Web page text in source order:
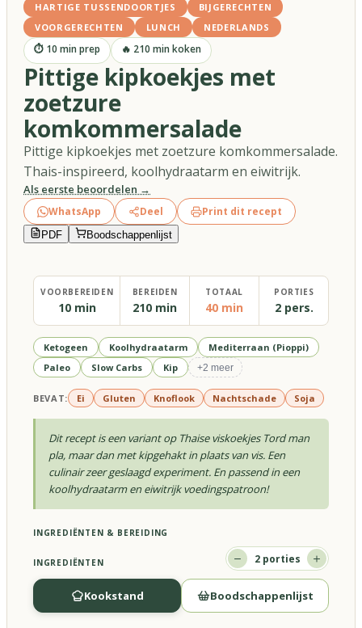
HARTIGE TUSSENDOORTJES
BIJGERECHTEN
VOORGERECHTEN
LUNCH NEDERLANDS
⏱ 10 min prep 🔥 210 min koken
Pittige kipkoekjes met
zoetzure
komkommersalade
Pittige kipkoekjes met zoetzure komkommersalade.
Thais-inspireerd, koolhydraatarm en eiwitrijk.
Als eerste beoordelen →
WhatsApp Deel Print dit recept
PDF Boodschappenlijst
VOORBEREIDEN
10 min
BEREIDEN
210 min
TOTAAL
40 min
PORTIES
2 pers.
Ketogeen Koolhydraatarm
Mediterraan (Pioppi)
Paleo
Slow Carbs Kip +2 meer
BEVAT: Ei Gluten Knoflook Nachtschade Soja
Dit recept is een variant op Thaise viskoekjes Tord man
pla, maar dan met kipgehakt in plaats van vis. Een
culinair zeer geslaagd experiment. En passend in een
koolhydraatarm en eiwitrijk voedingspatroon!
INGREDIËNTEN & BEREIDING
INGREDIËNTEN 2 porties
Kookstand Boodschappenlijst